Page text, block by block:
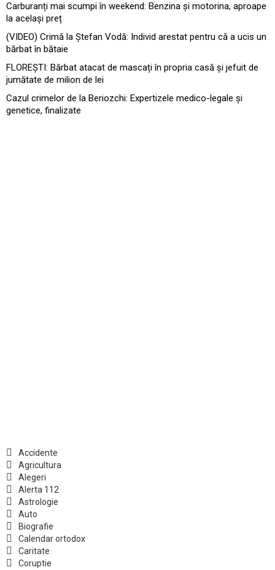
Carburanți mai scumpi în weekend: Benzina și motorina, aproape
la același preț
(VIDEO) Crimă la Ștefan Vodă: Individ arestat pentru că a ucis un
bărbat în bătaie
FLOREȘTI: Bărbat atacat de mascați în propria casă și jefuit de
jumătate de milion de lei
Cazul crimelor de la Beriozchi: Expertizele medico-legale și
genetice, finalizate
Accidente
Agricultura
Alegeri
Alerta 112
Astrologie
Auto
Biografie
Calendar ortodox
Caritate
Coruptie